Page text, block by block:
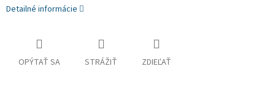
Detailné informácie
OPÝTAŤ SA STRÁŽIŤ ZDIEĽAŤ